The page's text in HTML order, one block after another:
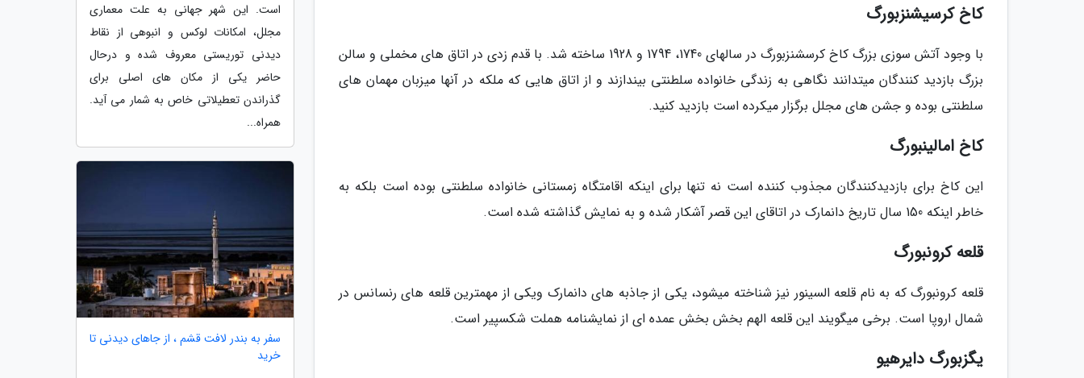
کاخ کرسیشنزبورگ
با وجود آتش سوزی بزرگ کاخ کرسشنزبورگ در سالهای 1740، 1794 و 1928 ساخته شد. با قدم زدی در اتاق­ های مخملی و سالن
بزرگ بازدید کنندگان می­تدانند نگاهی به زندگی خانواده سلطنتی بیندازند و از اتاق­ هایی که ملکه در آنها میزبان مهمان­ های
سلطنتی بوده و جشن­ های مجلل برگزار می­کرده است بازدید کنید.
کاخ امالینبورگ
این کاخ برای بازدیدکنندگان مجذوب کننده است نه تنها برای اینکه اقامتگاه زمستانی خانواده سلطنتی بوده است بلکه به
خاطر اینکه 150 سال تاریخ دانمارک در اتاق­ای این قصر آشکار شده و به نمایش گذاشته شده است.
قلعه کرونبورگ
قلعه کرونبورگ که به نام قلعه السینور نیز شناخته می­شود، یکی از جاذبه های دانمارک ویکی از مهمترین قلعه ­های رنسانس در
شمال اروپا است. برخی می­گویند این قلعه الهم بخش بخش عمده ­ای از نمایشنامه هملت شکسپیر است.
یگزبورگ دایرهیو
است. این شهر جهانی به علت معماری
مجلل، امکانات لوکس و انبوهی از نقاط
دیدنی توریستی معروف شده و درحال
حاضر یکی از مکان های اصلی برای
گذراندن تعطیلاتی خاص به شمار می آید.
همراه...
سفر به بندر لافت قشم ، از جاهای دیدنی تا
خرید